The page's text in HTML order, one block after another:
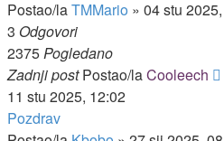
Postao/laTMMario » 04 stu
3 Odgovori
2375Pogledano
Zadnji postPostao/laCooleech
11 stu 2025, 12:02
Pozdrav